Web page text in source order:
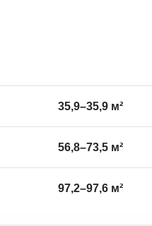
35,9–35,9 м²
56,8–73,5 м²
97,2–97,6 м²